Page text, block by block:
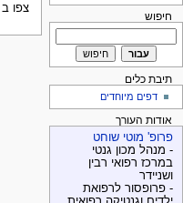
צפו ב - (50 הקודמים)
חיפוש
תיבת כלים
דפים מיוחדים
אודות העורך
פרופ' מוטי שוחט
- מנהל מכון גנטי
במרכז רפואי רבין
ושניידר
- פרופסור לרפואת